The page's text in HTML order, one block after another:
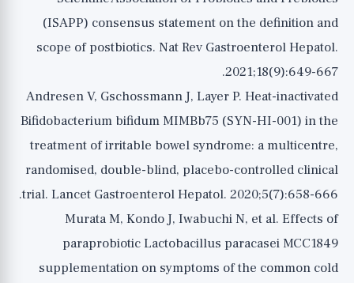
(ISAPP) consensus statement on the definition and
scope of postbiotics. Nat Rev Gastroenterol Hepatol.
2021;18(9):649-667.
Andresen V, Gschossmann J, Layer P. Heat-inactivated
Bifidobacterium bifidum MIMBb75 (SYN-HI-001) in the
treatment of irritable bowel syndrome: a multicentre,
randomised, double-blind, placebo-controlled clinical
trial. Lancet Gastroenterol Hepatol. 2020;5(7):658-666.
Murata M, Kondo J, Iwabuchi N, et al. Effects of
paraprobiotic Lactobacillus paracasei MCC1849
supplementation on symptoms of the common cold